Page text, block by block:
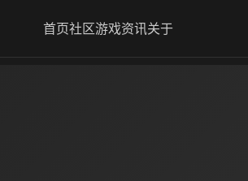
首页社区游戏资讯关于